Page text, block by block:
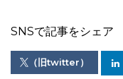
SNSで記事をシェア
（旧twitter）